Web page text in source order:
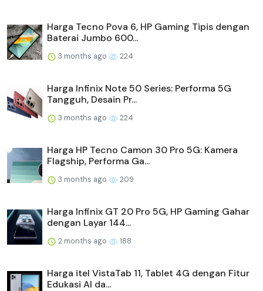
Harga Tecno Pova 6, HP Gaming Tipis dengan
Baterai Jumbo 600...
3 months ago 224
Harga Infinix Note 50 Series: Performa 5G
Tangguh, Desain Pr...
3 months ago 224
Harga HP Tecno Camon 30 Pro 5G: Kamera
Flagship, Performa Ga...
3 months ago 209
Harga Infinix GT 20 Pro 5G, HP Gaming Gahar
dengan Layar 144...
2 months ago 188
Harga itel VistaTab 11, Tablet 4G dengan Fitur
Edukasi AI da...